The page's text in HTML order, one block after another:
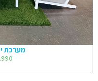
מערכת